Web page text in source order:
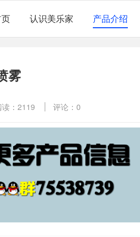
认识美乐家 产品介绍
雾
读：2119 评论：0